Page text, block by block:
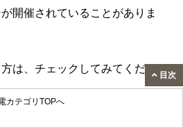
カテゴリTOPへ
開催されていることがありま
は、チェックしてみてくださ
目次